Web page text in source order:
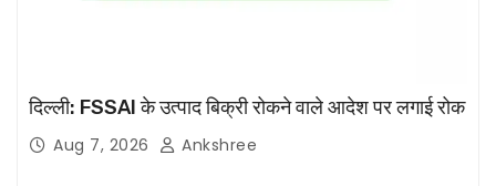
दिल्ली: FSSAI के उत्पाद बिक्री रोकने वाले आदेश पर लगाई रोक
Aug 7, 2026 Ankshree